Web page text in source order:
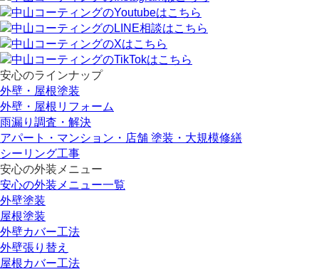
安心のラインナップ
外壁・屋根塗装
外壁・屋根リフォーム
雨漏り調査・解決
アパート・マンション・店舗 塗装・大規模修繕
シーリング工事
安心の外装メニュー
安心の外装メニュー一覧
外壁塗装
屋根塗装
外壁カバー工法
外壁張り替え
屋根カバー工法